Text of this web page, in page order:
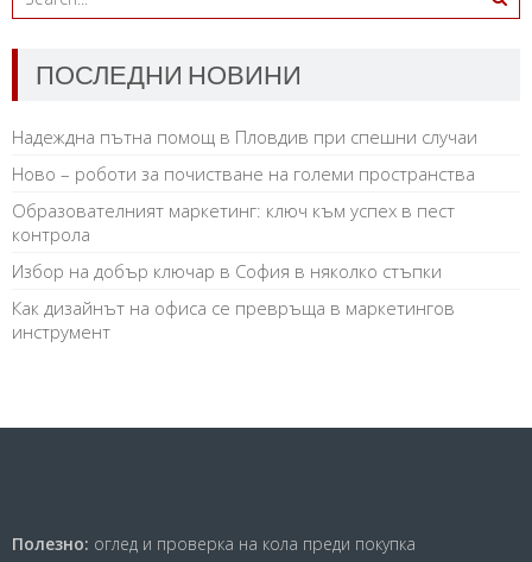
ПОСЛЕДНИ НОВИНИ
Надеждна пътна помощ в Пловдив при спешни случаи
Ново – роботи за почистване на големи пространства
Образователният маркетинг: ключ към успех в пест
контрола
Избор на добър ключар в София в няколко стъпки
Как дизайнът на офиса се превръща в маркетингов
инструмент
Полезно: оглед и проверка на кола преди покупка